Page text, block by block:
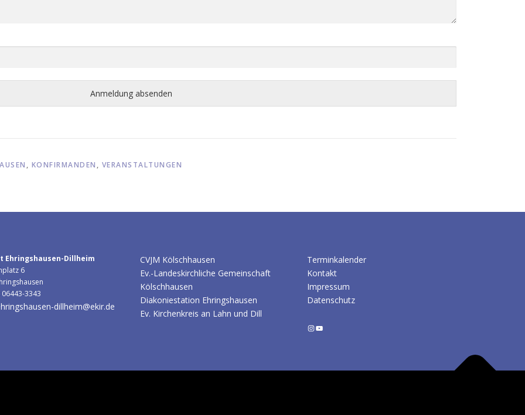
Anmeldung absenden
, KONFIRMANDEN , VERANSTALTUNGEN
Ehringshausen-Dillheim
6
3343
dillheim@ekir.de
CVJM Kölschhausen
Ev.-Landeskirchliche Gemeinschaft
Kölschhausen
Diakoniestation Ehringshausen
Ev. Kirchenkreis an Lahn und Dill
Terminkalender
Kontakt
Impressum
Datenschutz
InstagramYouTube